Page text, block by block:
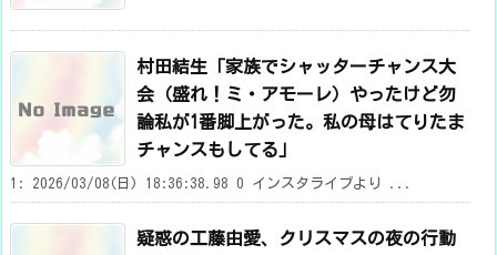
村田結生「家族でシャッターチャンス大
会（盛れ！ミ・アモーレ）やったけど勿
論私が1番脚上がった。私の母はてりたま
チャンスもしてる」
1: 2026/03/08(日) 18:36:38.98 0 インスタライブより ...
疑惑の工藤由愛、クリスマスの夜の行動